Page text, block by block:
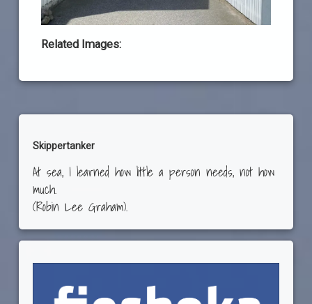
Related Images:
Skippertanker
At sea, I learned how little a person needs, not how
much.
(Robin Lee Graham).